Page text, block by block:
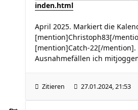
inden.html
April 2025. Markiert die
[mention]Christoph83[/
[mention]Catch-22[/mention].
Ausnahmefällen ich
Zitieren 27.01.2024, 21:53